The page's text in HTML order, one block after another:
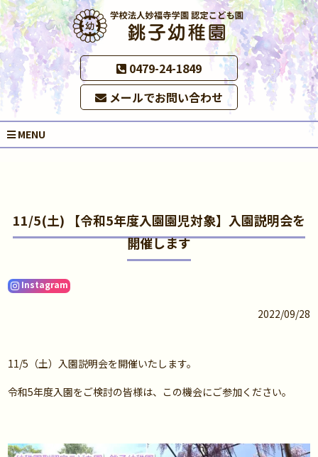
0479-24-1849
メールでお問い合わせ
MENU
11/5(土) 【令和5年度入園園児対象】入園説明会を
開催します
Instagram
2022/09/28
11/5（土）入園説明会を開催いたします。
令和5年度入園をご検討の皆様は、この機会にご参加ください。